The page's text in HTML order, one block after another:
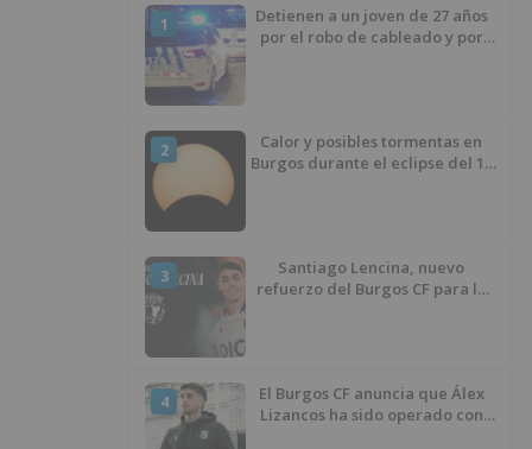
1
Detienen a un joven de 27 años
por el robo de cableado y por
2
Calor y posibles tormentas en
Burgos durante el eclipse del 12
3
Santiago Lencina, nuevo
refuerzo del Burgos CF para la
4
El Burgos CF anuncia que Álex
Lizancos ha sido operado con